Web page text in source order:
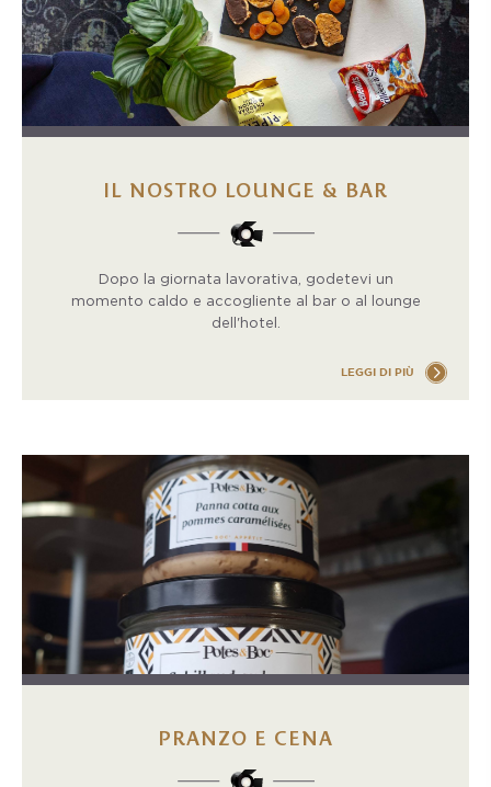
IL NOSTRO LOUNGE & BAR
Dopo la giornata lavorativa, godetevi un
momento caldo e accogliente al bar o al lounge
dell'hotel.
LEGGI DI PIÙ
PRANZO E CENA